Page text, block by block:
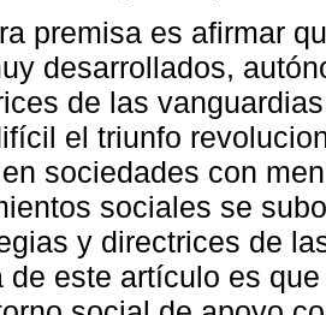
premisa es afirmar
desarrollados,
de las
el triunfo
sociedades con
sociales se
y directrices de
de este artículo es